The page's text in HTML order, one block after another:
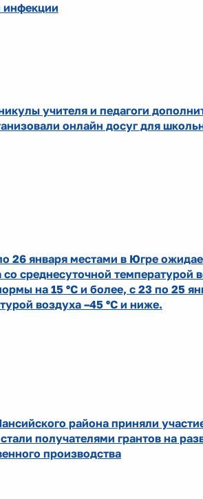
инфекции
учителя и педагоги
онлайн досуг для
26 января местами в Югре
со среднесуточной температурой
на 15 ºС и более, с 23 по 25
воздуха –45 ºС и ниже.
района приняли
получателями грантов на
производства